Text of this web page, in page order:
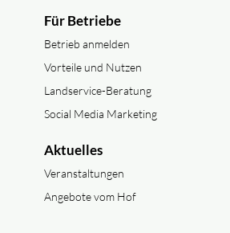
Für Betriebe
Betrieb anmelden
Vorteile und Nutzen
Landservice-Beratung
Social Media Marketing
Aktuelles
Veranstaltungen
Angebote vom Hof